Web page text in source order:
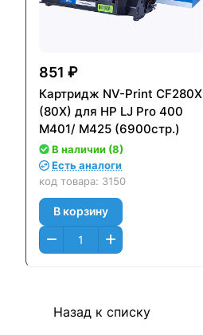
851 ₽
Картридж NV-Print CF280X
(80X) для HP LJ Pro 400
M401/ M425 (6900стр.)
В наличии (8)
Есть аналоги
код товара: 3150
В корзину
Назад к списку